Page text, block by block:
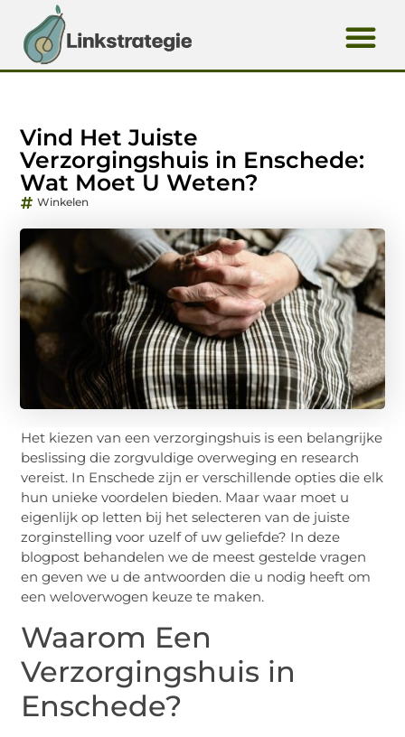
Vind Het Juiste
Verzorgingshuis in Enschede:
Wat Moet U Weten?
Winkelen
Het kiezen van een verzorgingshuis is een belangrijke
beslissing die zorgvuldige overweging en research
vereist. In Enschede zijn er verschillende opties die elk
hun unieke voordelen bieden. Maar waar moet u
eigenlijk op letten bij het selecteren van de juiste
zorginstelling voor uzelf of uw geliefde? In deze
blogpost behandelen we de meest gestelde vragen
en geven we u de antwoorden die u nodig heeft om
een weloverwogen keuze te maken.
Waarom Een
Verzorgingshuis in
Enschede?